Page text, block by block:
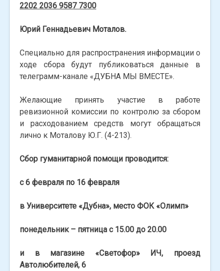
2202 2036 9587 7300
Юрий Геннадьевич Моталов.
Специально для распространения информации о
ходе сбора будут публиковаться данные в
телеграмм-канале «ДУБНА МЫ ВМЕСТЕ».
Желающие принять участие в работе
ревизионной комиссии по контролю за сбором
и расходованием средств могут обращаться
лично к Моталову Ю.Г. (4-213).
Сбор гуманитарной помощи проводится:
с 6 февраля по 16 февраля
в Университете «Дубна», место ФОК «Олимп»
понедельник – пятница с 15.00 до 20.00
и в магазине «Светофор» ИЧ, проезд
Автолюбителей, 6